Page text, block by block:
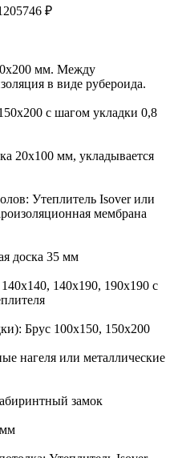
₽
мм. Между
в виде рубероида.
с шагом укладки 0,8
20х100 мм, укладывается
Утеплитель Isover или
мембрана
доска 35 мм
140х190, 190х190 с
Брус 100х150, 150х200
нагеля или металлические
замок